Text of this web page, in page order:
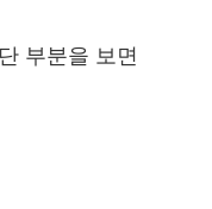
부분을 보면